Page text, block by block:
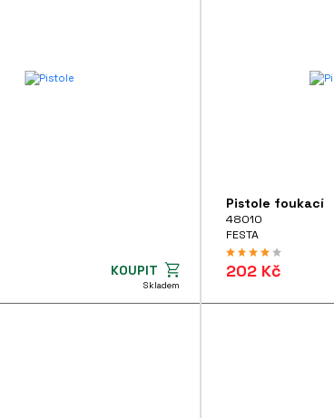
KOUPIT
Skladem
Pistole foukací
48010
FESTA
202 Kč